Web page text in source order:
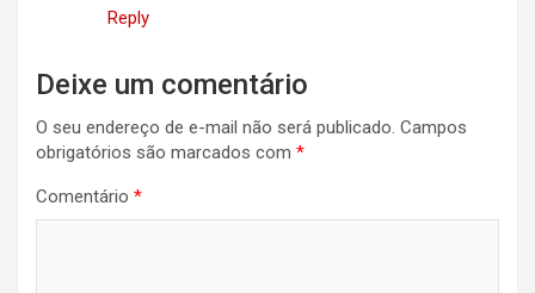
Reply
Deixe um comentário
O seu endereço de e-mail não será publicado. Campos
obrigatórios são marcados com *
Comentário *